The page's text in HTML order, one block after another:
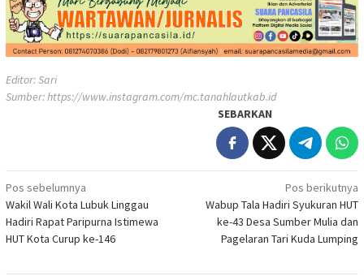
Editor: Sari
Sumber:https://www.instagram.com/mc.tanahlautkab.id
SEBARKAN
Navigasi
pos
Pos sebelumnya
Wakil Wali Kota Lubuk Linggau
Hadiri Rapat Paripurna Istimewa
HUT Kota Curup ke-146
Pos berikutnya
Wabup Tala Hadiri Syukuran HUT
ke-43 Desa Sumber Mulia dan
Pagelaran Tari Kuda Lumping